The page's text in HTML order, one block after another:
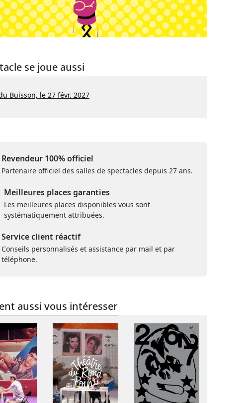
se joue aussi
Buisson, le 27 févr. 2027
Revendeur 100% officiel
Partenaire officiel des salles de spectacles depuis 27 ans.
Meilleures places garanties
Les meilleures places disponibles vous sont
systématiquement attribuées.
Service client réactif
Conseils personnalisés et assistance par mail et par
téléphone.
aussi vous intéresser